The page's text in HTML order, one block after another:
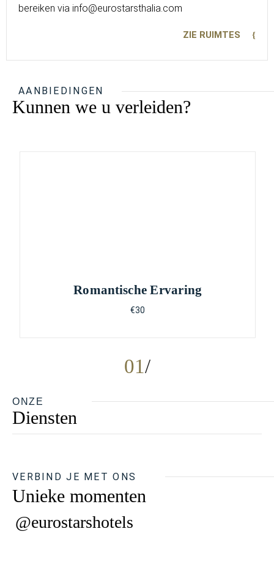
bereiken via info@eurostarsthalia.com
ZIE RUIMTES
AANBIEDINGEN
Kunnen we u verleiden?
01
Romantische Ervaring
€30
ONZE
Diensten
VERBIND JE MET ONS
Unieke momenten
@eurostarshotels